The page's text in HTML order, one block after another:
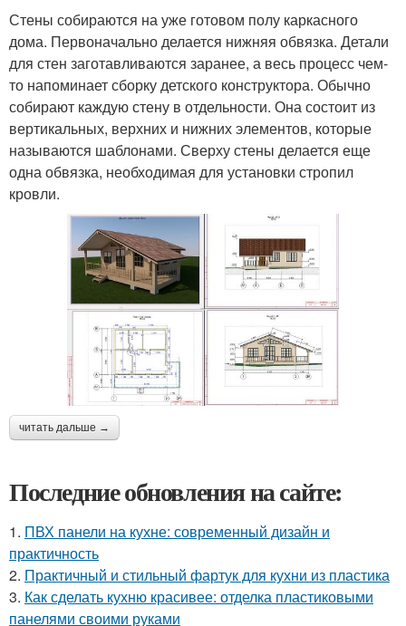
Стены собираются на уже готовом полу каркасного
дома. Первоначально делается нижняя обвязка. Детали
для стен заготавливаются заранее, а весь процесс чем-
то напоминает сборку детского конструктора. Обычно
собирают каждую стену в отдельности. Она состоит из
вертикальных, верхних и нижних элементов, которые
называются шаблонами. Сверху стены делается еще
одна обвязка, необходимая для установки стропил
кровли.
читать дальше →
Последние обновления на сайте:
1. ПВХ панели на кухне: современный дизайн и
практичность
2. Практичный и стильный фартук для кухни из пластика
3. Как сделать кухню красивее: отделка пластиковыми
панелями своими руками